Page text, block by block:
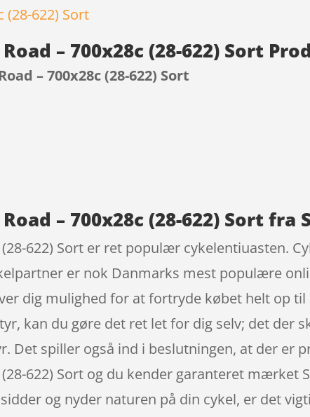
– 700x28c (28-622) Sort
– 700x28c (28-622) Sort
– 700x28c (28-622) Sort fra
622) Sort er ret populær cykelentiuasten.
er nok Danmarks mest populære
dig mulighed for at fortryde købet helt op til
kan du gøre det ret let for dig selv; det der
Det spiller også ind i beslutningen, at der er
622) Sort og du kender garanteret mærket
og nyder naturen på din cykel, er det